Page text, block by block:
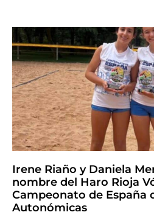
Irene Riaño y Daniela
nombre del Haro Rioja
Campeonato de España
Autonómicas